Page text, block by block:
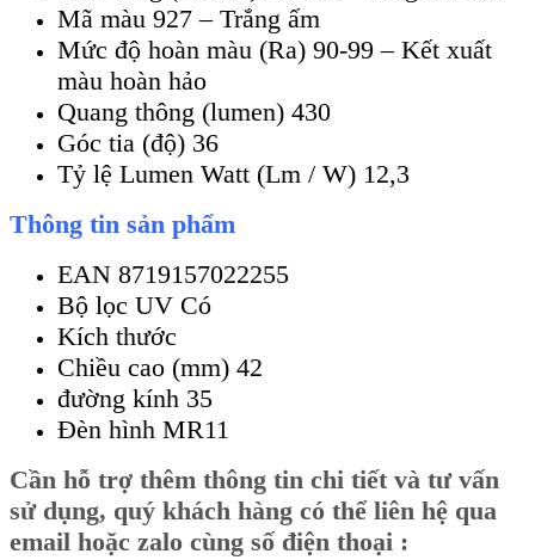
Mã màu 927 – Trắng ấm
Mức độ hoàn màu (Ra) 90-99 – Kết xuất
màu hoàn hảo
Quang thông (lumen) 430
Góc tia (độ) 36
Tỷ lệ Lumen Watt (Lm / W) 12,3
Thông tin sản phẩm
EAN 8719157022255
Bộ lọc UV Có
Kích thước
Chiều cao (mm) 42
đường kính 35
Đèn hình MR11
Cần hỗ trợ thêm thông tin chi tiết và tư vấn
sử dụng, quý khách hàng có thể liên hệ qua
email hoặc zalo cùng số điện thoại :